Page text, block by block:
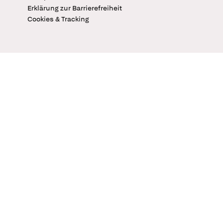
Erklärung zur Barrierefreiheit
Cookies & Tracking